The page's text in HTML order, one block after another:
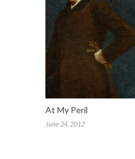
At My Peril
June 24, 2012